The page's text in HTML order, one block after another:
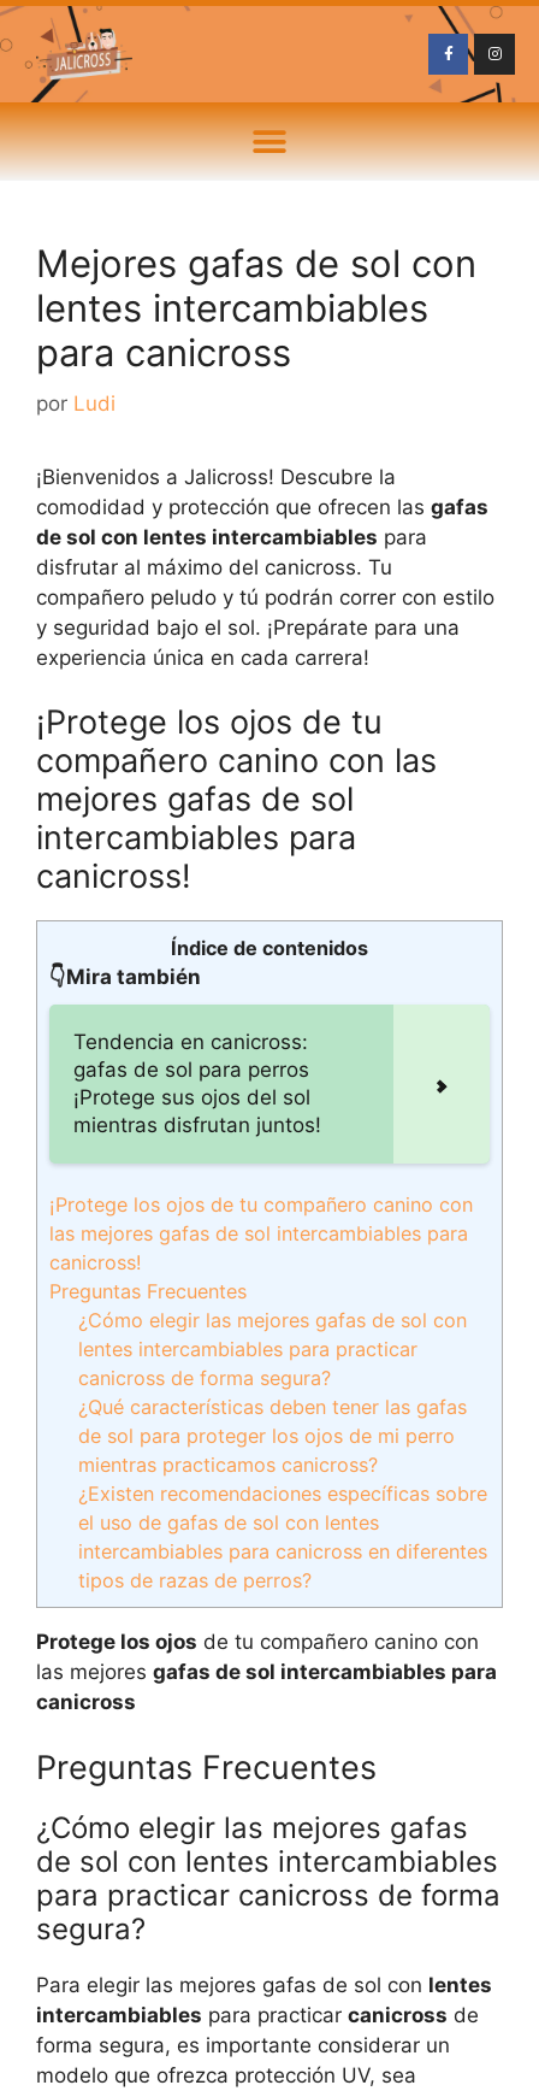
Mejores gafas de sol con
lentes intercambiables
para canicross
por Ludi
¡Bienvenidos a Jalicross! Descubre la
comodidad y protección que ofrecen las gafas
de sol con lentes intercambiables para
disfrutar al máximo del canicross. Tu
compañero peludo y tú podrán correr con estilo
y seguridad bajo el sol. ¡Prepárate para una
experiencia única en cada carrera!
¡Protege los ojos de tu
compañero canino con las
mejores gafas de sol
intercambiables para
canicross!
Índice de contenidos
👇Mira también
Tendencia en canicross:
gafas de sol para perros
¡Protege sus ojos del sol
mientras disfrutan juntos!
¡Protege los ojos de tu compañero canino con
las mejores gafas de sol intercambiables para
canicross!
Preguntas Frecuentes
¿Cómo elegir las mejores gafas de sol con
lentes intercambiables para practicar
canicross de forma segura?
¿Qué características deben tener las gafas
de sol para proteger los ojos de mi perro
mientras practicamos canicross?
¿Existen recomendaciones específicas sobre
el uso de gafas de sol con lentes
intercambiables para canicross en diferentes
tipos de razas de perros?
Protege los ojos de tu compañero canino con
las mejores gafas de sol intercambiables para
canicross
Preguntas Frecuentes
¿Cómo elegir las mejores gafas
de sol con lentes intercambiables
para practicar canicross de forma
segura?
Para elegir las mejores gafas de sol con lentes
intercambiables para practicar canicross de
forma segura, es importante considerar un
modelo que ofrezca protección UV, sea